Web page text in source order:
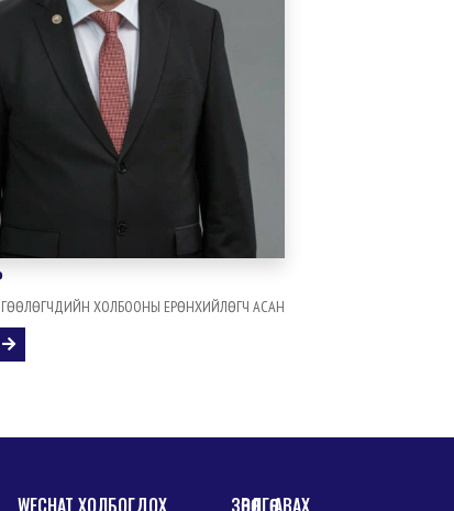
ХОЛБООНЫ ЕРӨНХИЙЛӨГЧ АСАН
WECHAT ХОЛБОГДОХ ЗӨВӨЛГӨӨ АВАХ